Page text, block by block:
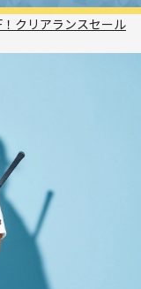
！クリアランスセール